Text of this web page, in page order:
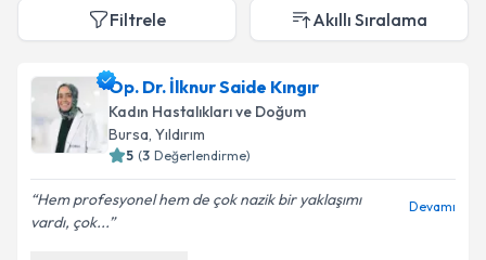
Filtrele Akıllı Sıralama
Op. Dr. İlknur Saide Kıngır
Kadın Hastalıkları ve Doğum
Bursa, Yıldırım
5 (3 Değerlendirme)
Hem profesyonel hem de çok nazik bir yaklaşımı
vardı, çok...
Devamı